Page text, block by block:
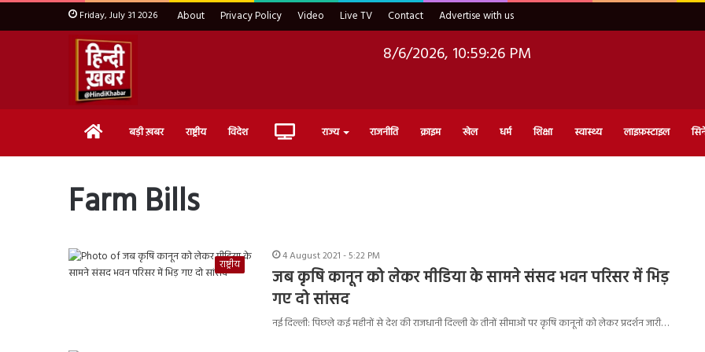
Friday, July 31 2026 About Privacy Policy Video Live TV Contact Advertise with us
8/6/2026, 10:59:27 PM
Home बड़ी ख़बर राष्ट्रीय विदेश Live राज्य राजनीति क्राइम खेल धर्म शिक्षा स्वास्थ्य लाइफ़स्टाइल
Farm Bills
राष्ट्रीय
4 August 2021 - 5:22 PM
जब कृषि कानून को लेकर मीडिया के सामने संसद भवन परिसर में भिड़
गए दो सांसद
नई दिल्ली: पिछले कई महीनों से देश की राजधानी दिल्ली के तीनों सीमाओं पर कृषि कानूनों को लेकर प्रदर्शन जारी…